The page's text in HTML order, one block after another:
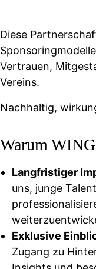
Diese
Vertrauen,
Vereins.
Nachhaltig,
Warum
Langfristiger
uns, junge
Exklusive
Zugang zu